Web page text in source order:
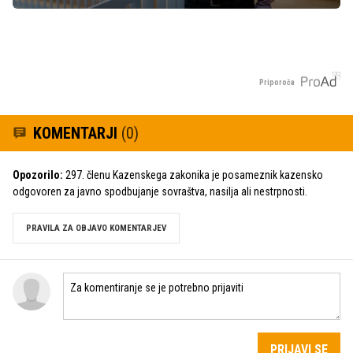
Priporoča
KOMENTARJI (0)
Opozorilo: 297. členu Kazenskega zakonika je posameznik kazensko
odgovoren za javno spodbujanje sovraštva, nasilja ali nestrpnosti.
PRAVILA ZA OBJAVO KOMENTARJEV
PRIJAVI SE